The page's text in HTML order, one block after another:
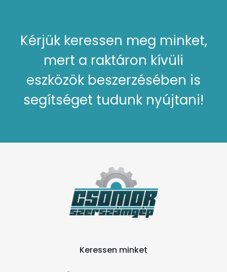
Kérjük keressen meg minket,
mert a raktáron kívüli
eszközök beszerzésében is
segítséget tudunk nyújtani!
Keressen minket